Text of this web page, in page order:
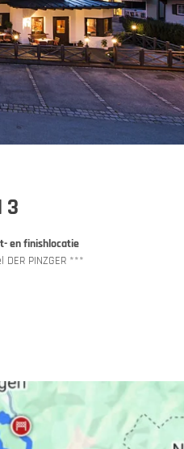
3
en finishlocatie
DER PINZGER ***